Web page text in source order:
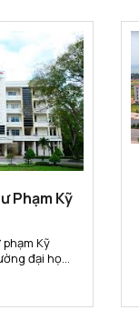
trong lĩnh
Phạm Kỹ
đại học
trung
nhà giáo
và cán bộ